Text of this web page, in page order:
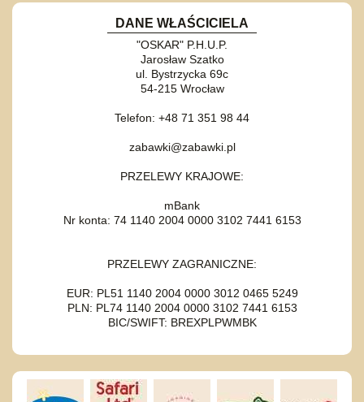
DANE WŁAŚCICIELA
"OSKAR" P.H.U.P.
Jarosław Szatko
ul. Bystrzycka 69c
54-215 Wrocław
Telefon: +48 71 351 98 44
zabawki@zabawki.pl
PRZELEWY KRAJOWE:
mBank
Nr konta: 74 1140 2004 0000 3102 7441 6153
PRZELEWY ZAGRANICZNE:
EUR: PL51 1140 2004 0000 3012 0465 5249
PLN: PL74 1140 2004 0000 3102 7441 6153
BIC/SWIFT: BREXPLPWMBK